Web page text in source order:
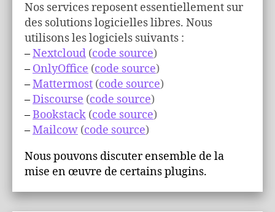
Nos services reposent essentiellement sur
des solutions logicielles libres. Nous
utilisons les logiciels suivants :
–Nextcloud (code source)
– OnlyOffice (code source)
–Mattermost (code source)
–Discourse (code source)
–Bookstack (code source)
–Mailcow (code source)
Nous pouvons discuter ensemble de la
mise en œuvre de certains plugins.